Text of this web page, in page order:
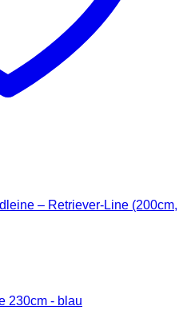
– Retriever-Line (200cm,